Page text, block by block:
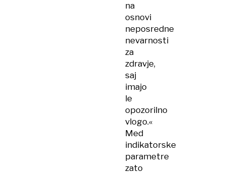
na
osnovi
neposredne
nevarnosti
za
zdravje,
saj
imajo
le
opozorilno
vlogo.«
Med
indikatorske
parametre
zato